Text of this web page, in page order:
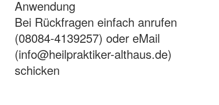
Anwendung
Bei Rückfragen einfach anrufen
(08084-4139257) oder eMail
(info@heilpraktiker-althaus.de)
schicken